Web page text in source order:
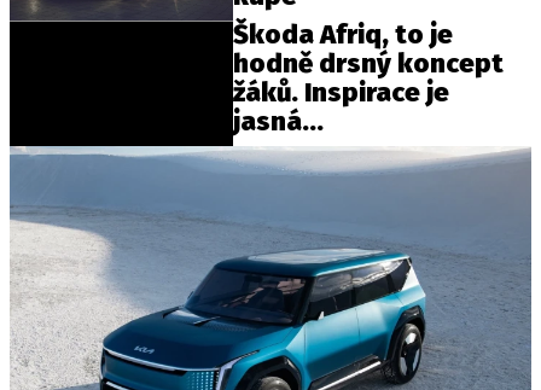
Škoda Afriq, to je
hodně drsný koncept
žáků. Inspirace je
jasná...